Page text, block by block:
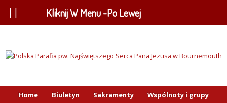
Home Biuletyn Sakramenty
Wspólnoty i grupy
Kliknij W Menu -Po Lewej